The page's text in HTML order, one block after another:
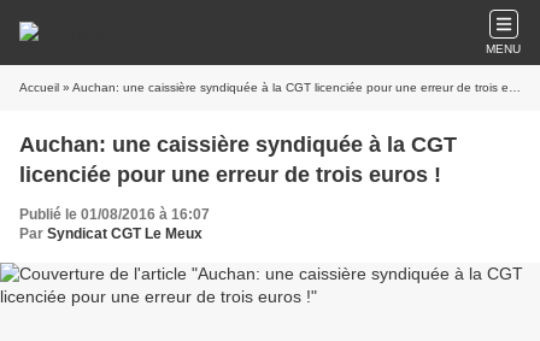
MENU
Accueil » Auchan: une caissière syndiquée à la CGT licenciée pour une erreur de trois euros !
Auchan: une caissière syndiquée à la CGT
licenciée pour une erreur de trois euros !
Publié le 01/08/2016 à 16:07
Par Syndicat CGT Le Meux